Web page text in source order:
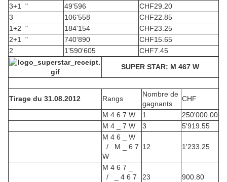
3+1 "
49'596 CHF29.20
3
106'558 CHF22.85
1+2 "
184'154 CHF23.25
2+1 "
740'890 CHF15.65
2
1'590'605 CHF7.45
SUPER STAR: M 467 W
Tirage du 31.08.2012 Rangs
Nombre de
gagnants
CHF
M 4 6 7 W
1
250'000.00
M 4 _ 7 W
3
5'919.55
M 4 6 _ W
/ M _ 6 7
W
12 1'233.25
M 4 6 7 _
/ _ 4 6 7
23 900.80